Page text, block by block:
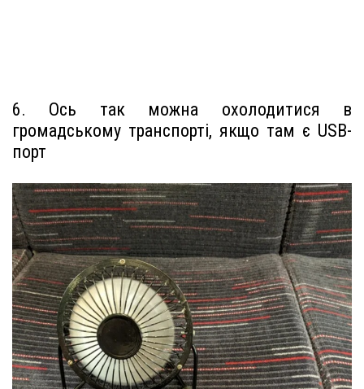
6. Ось так можна охолодитися в
громадському транспорті, якщо там є USB-
порт